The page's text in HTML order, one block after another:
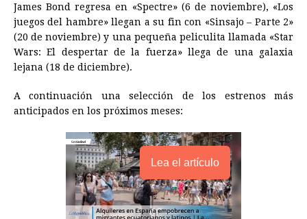
James Bond regresa en «Spectre» (6 de noviembre), «Los
juegos del hambre» llegan a su fin con «Sinsajo – Parte 2»
(20 de noviembre) y una pequeña peliculita llamada «Star
Wars: El despertar de la fuerza» llega de una galaxia
lejana (18 de diciembre).
A continuación una selección de los estrenos más
anticipados en los próximos meses:
Lea el artículo